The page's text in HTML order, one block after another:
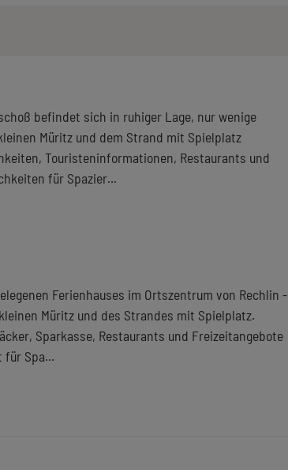
befindet sich in ruhiger Lage, nur wenige
Müritz und dem Strand mit Spielplatz
Touristeninformationen, Restaurants und
für Spazier...
Ferienhauses im Ortszentrum von Rechlin -
Müritz und des Strandes mit Spielplatz.
Sparkasse, Restaurants und Freizeitangebote
für Spa...